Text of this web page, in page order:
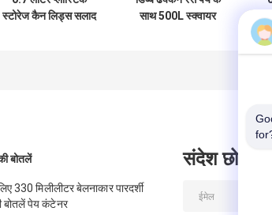
स्टोरेज कैन लिड्स सलाद
साथ 500L स्क्वायर
बोतलें
330 मिलीलीटर बेलनाकार पारदर्शी
बोतलें पेय कंटेनर
संदेश छोड़ दो